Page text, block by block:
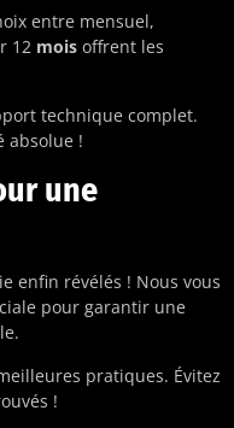
entre mensuel,
12 mois offrent les
technique complet.
absolue !
une
enfin révélés ! Nous vous
pour garantir une
pratiques. Évitez
!